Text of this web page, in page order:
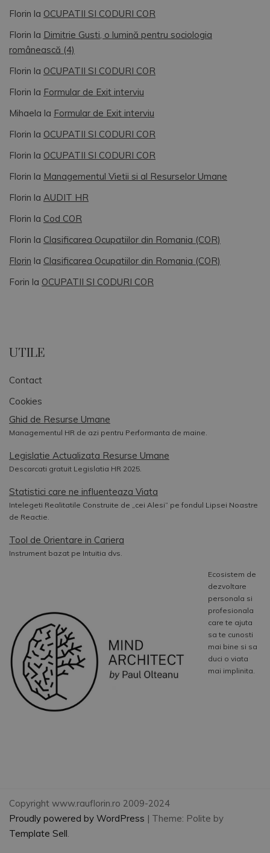
Florin la OCUPATII SI CODURI COR
Florin la Dimitrie Gusti, o lumină pentru sociologia
românească (4)
Florin la OCUPATII SI CODURI COR
Florin la Formular de Exit interviu
Mihaela la Formular de Exit interviu
Florin la OCUPATII SI CODURI COR
Florin la OCUPATII SI CODURI COR
Florin la Managementul Vietii si al Resurselor Umane
Florin la AUDIT HR
Florin la Cod COR
Florin la Clasificarea Ocupatiilor din Romania (COR)
Florin la Clasificarea Ocupatiilor din Romania (COR)
Forin la OCUPATII SI CODURI COR
UTILE
Contact
Cookies
Ghid de Resurse Umane
Managementul HR de azi pentru Performanta de maine.
Legislatie Actualizata Resurse Umane
Descarcati gratuit Legislatia HR 2025.
Statistici care ne influenteaza Viata
Intelegeti Realitatile Construite de „cei Alesi” pe fondul Lipsei Noastre
de Reactie.
Tool de Orientare in Cariera
Instrument bazat pe Intuitia dvs.
Ecosistem de
dezvoltare
personala si
profesionala
care te ajuta
sa te cunosti
mai bine si sa
duci o viata
mai implinita.
Copyright www.rauflorin.ro 2009-2024
Proudly powered by WordPress | Theme: Polite by
Template Sell.